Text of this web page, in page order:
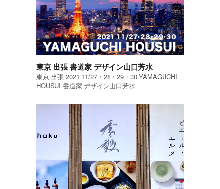
東京 出張 書道家 デザイン山口芳水
東京 出張 2021 11/27・28・29・30 YAMAGUCHI
HOUSUI 書道家 デザイン山口芳水